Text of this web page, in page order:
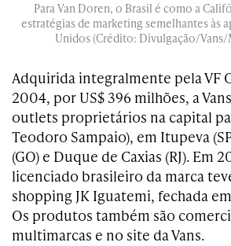
Para Van Doren, o Brasil é como a
estratégias de marketing semelhantes às
Unidos (Crédito: Divulgação/
Adquirida integralmente pela VF
2004, por US$ 396 milhões, a
outlets proprietários na capital
Teodoro Sampaio), em Itupeva
(GO) e Duque de Caxias (RJ). Em
licenciado brasileiro da marca
shopping JK Iguatemi, fechada
Os produtos também são
multimarcas e no site da Vans.